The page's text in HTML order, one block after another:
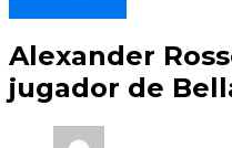
Alexander
jugador de